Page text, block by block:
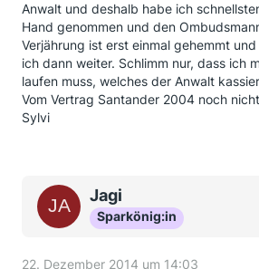
Anwalt und deshalb habe ich
Hand genommen und den
Verjährung ist erst einmal gehemmt
ich dann weiter. Schlimm nur, dass ich
laufen muss, welches der Anwalt
Vom Vertrag Santander 2004 noch
Sylvi
Jagi
Sparkönig:in
22. Dezember 2014 um 14:03